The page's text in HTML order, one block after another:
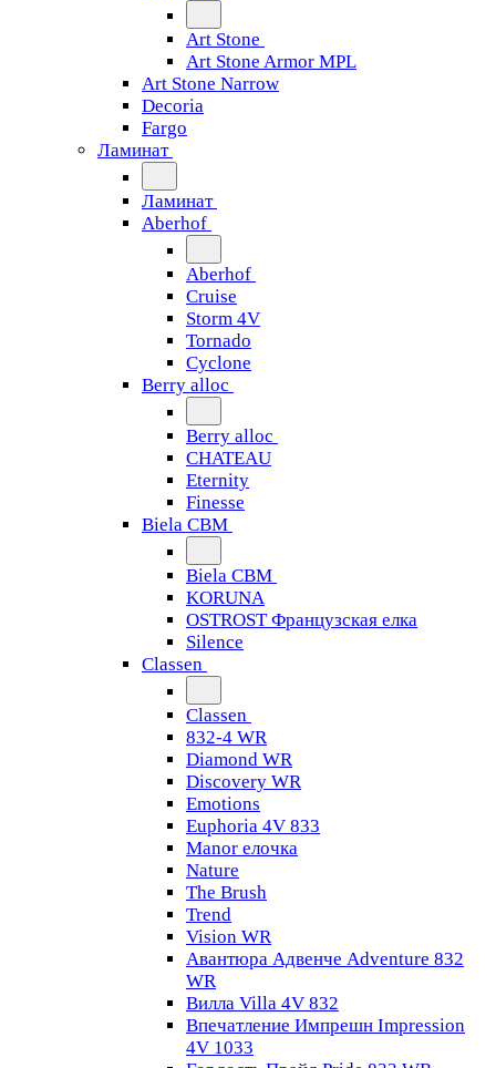
Art Stone
Art Stone Armor MPL
Art Stone Narrow
Decoria
Fargo
Ламинат
Ламинат
Aberhof
Aberhof
Cruise
Storm 4V
Tornado
Сyclone
Berry alloc
Berry alloc
CHATEAU
Eternity
Finesse
Biela CBM
Biela CBM
KORUNA
OSTROST Французская елка
Silence
Classen
Classen
832-4 WR
Diamond WR
Discovery WR
Emotions
Euphoria 4V 833
Manor елочка
Nature
The Brush
Trend
Vision WR
Авантюра Адвенче Adventure 832
WR
Вилла Villa 4V 832
Впечатление Импрешн Impression
4V 1033